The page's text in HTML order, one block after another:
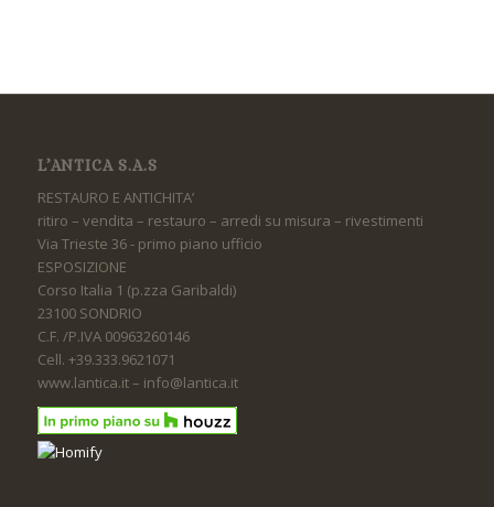
L’ANTICA S.A.S
RESTAURO E ANTICHITA’
ritiro – vendita – restauro – arredi su misura – rivestimenti
Via Trieste 36 - primo piano ufficio
ESPOSIZIONE
Corso Italia 1 (p.zza Garibaldi)
23100 SONDRIO
C.F. /P.IVA 00963260146
Cell. +39.333.9621071
www.lantica.it – info@lantica.it